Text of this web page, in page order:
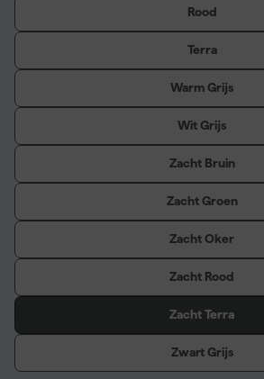
Rood
Terra
Warm Grijs
Wit Grijs
Zacht Bruin
Zacht Groen
Zacht Oker
Zacht Rood
Zacht Terra
Zwart Grijs